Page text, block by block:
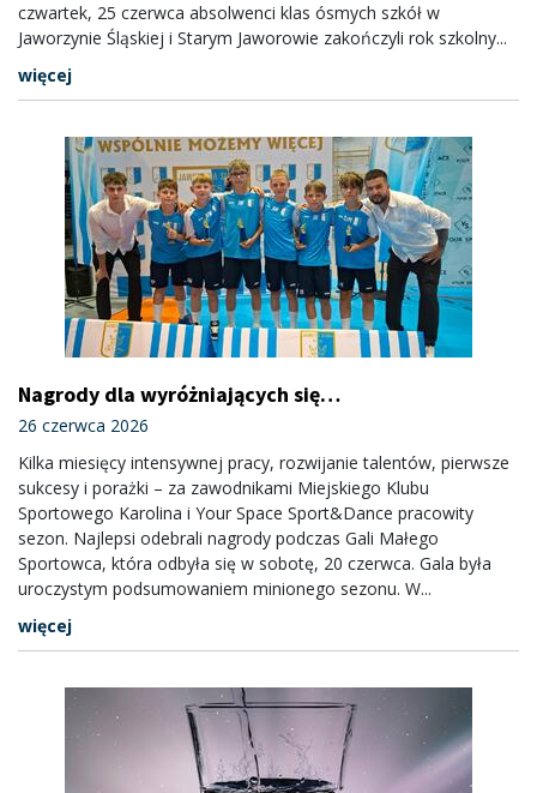
czwartek, 25 czerwca absolwenci klas ósmych szkół w
Jaworzynie Śląskiej i Starym Jaworowie zakończyli rok szkolny...
więcej
Nagrody dla wyróżniających się
sportowców, Gala Małego Sportowca za
26 czerwca 2026
Kilka miesięcy intensywnej pracy, rozwijanie talentów, pierwsze
sukcesy i porażki – za zawodnikami Miejskiego Klubu
Sportowego Karolina i Your Space Sport&Dance pracowity
sezon. Najlepsi odebrali nagrody podczas Gali Małego
Sportowca, która odbyła się w sobotę, 20 czerwca. Gala była
uroczystym podsumowaniem minionego sezonu. W...
więcej